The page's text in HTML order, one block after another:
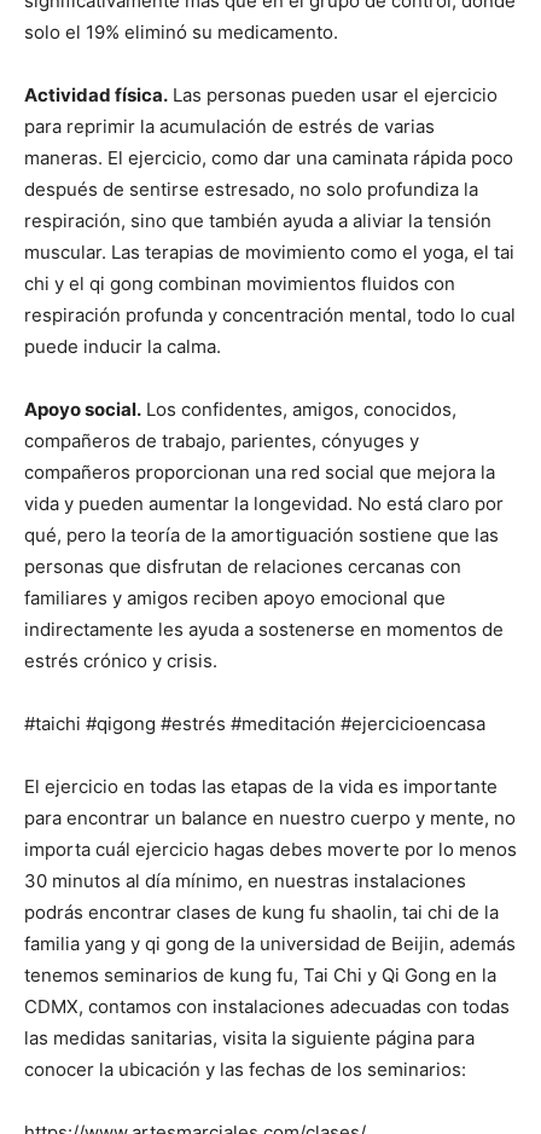
solo el 19% eliminó su medicamento.
Actividad física. Las personas pueden usar el ejercicio
para reprimir la acumulación de estrés de varias
maneras. El ejercicio, como dar una caminata rápida poco
después de sentirse estresado, no solo profundiza la
respiración, sino que también ayuda a aliviar la tensión
muscular. Las terapias de movimiento como el yoga, el tai
chi y el qi gong combinan movimientos fluidos con
respiración profunda y concentración mental, todo lo cual
puede inducir la calma.
Apoyo social. Los confidentes, amigos, conocidos,
compañeros de trabajo, parientes, cónyuges y
compañeros proporcionan una red social que mejora la
vida y pueden aumentar la longevidad. No está claro por
qué, pero la teoría de la amortiguación sostiene que las
personas que disfrutan de relaciones cercanas con
familiares y amigos reciben apoyo emocional que
indirectamente les ayuda a sostenerse en momentos de
estrés crónico y crisis.
#taichi #qigong #estrés #meditación #ejercicioencasa
El ejercicio en todas las etapas de la vida es importante
para encontrar un balance en nuestro cuerpo y mente, no
importa cuál ejercicio hagas debes moverte por lo menos
30 minutos al día mínimo, en nuestras instalaciones
podrás encontrar clases de kung fu shaolin, tai chi de la
familia yang y qi gong de la universidad de Beijin, además
tenemos seminarios de kung fu, Tai Chi y Qi Gong en la
CDMX, contamos con instalaciones adecuadas con todas
las medidas sanitarias, visita la siguiente página para
conocer la ubicación y las fechas de los seminarios: